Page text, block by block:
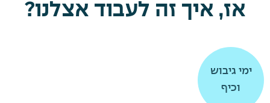
אז, איך זה לעבוד אצלנו?
ימי גיבוש
וכיף
תרומה
לקהילה
ימי גיבוש
וכיף
תרומה
לקהילה